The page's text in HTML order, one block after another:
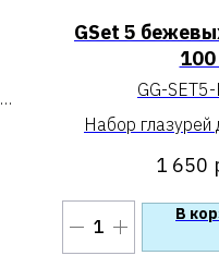
GSet 5
100
GG-
Набор глазурей
«GSet 5 бежевых
г»
1 650
В